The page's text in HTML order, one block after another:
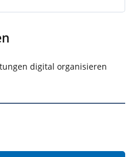
digital organisieren